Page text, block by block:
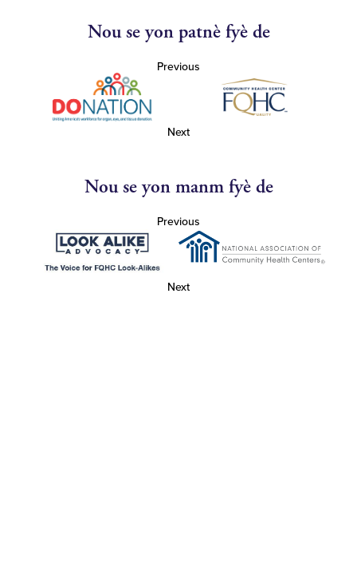
Nou se yon patnè fyè de
Previous
Next
Nou se yon manm fyè de
Previous
Next